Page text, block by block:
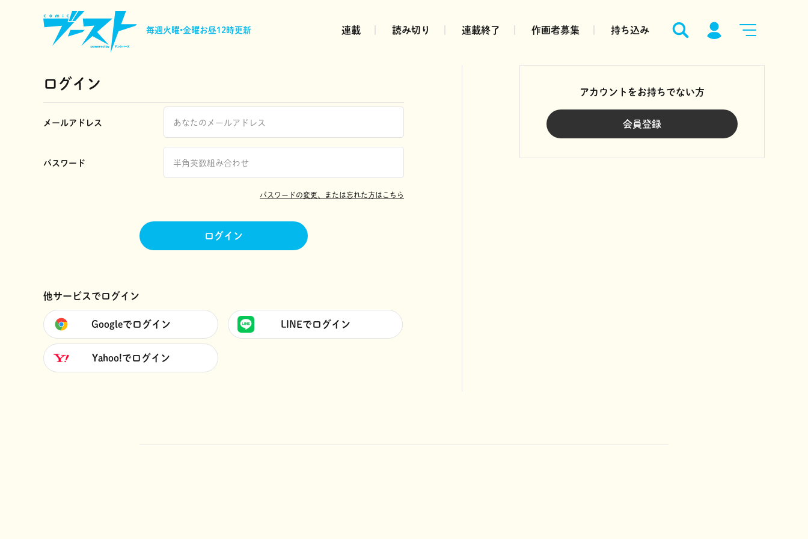
毎週火曜•金曜お昼12時更新 連載 読み切り 連載終了 作画者募集 持ち込み
ログイン
メールアドレス
パスワード
パスワードの変更、または忘れた方はこちら
ログイン
他サービスでログイン
Googleでログイン LINEでログイン
Yahoo!でログイン
アカウントをお持ちでない方
会員登録